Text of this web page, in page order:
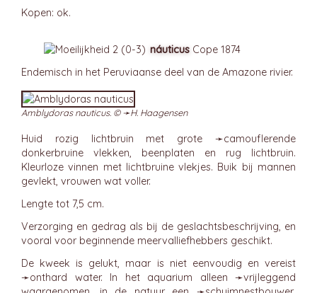
Kopen: ok.
náuticus Cope 1874
Endemisch in het Peruviaanse deel van de Amazone rivier.
Amblydoras nauticus. © ➛H. Haagensen
Huid rozig lichtbruin met grote ➛camouflerende
donkerbruine vlekken, beenplaten en rug lichtbruin.
Kleurloze vinnen met lichtbruine vlekjes. Buik bij mannen
gevlekt, vrouwen wat voller.
Lengte tot 7,5 cm.
Verzorging en gedrag als bij de geslachtsbeschrijving, en
vooral voor beginnende meervalliefhebbers geschikt.
De kweek is gelukt, maar is niet eenvoudig en vereist
➛onthard water. In het aquarium alleen ➛vrijleggend